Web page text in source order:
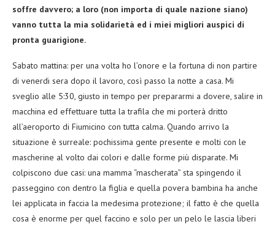
soffre davvero; a loro (non importa di quale nazione siano)
vanno tutta la mia solidarietà ed i miei migliori auspici di
pronta guarigione.
Sabato mattina: per una volta ho l’onore e la fortuna di non partire
di venerdi sera dopo il lavoro, così passo la notte a casa. Mi
sveglio alle 5:30, giusto in tempo per prepararmi a dovere, salire in
macchina ed effettuare tutta la trafila che mi porterà dritto
all’aeroporto di Fiumicino con tutta calma. Quando arrivo la
situazione è surreale: pochissima gente presente e molti con le
mascherine al volto dai colori e dalle forme più disparate. Mi
colpiscono due casi: una mamma “mascherata” sta spingendo il
passeggino con dentro la figlia e quella povera bambina ha anche
lei applicata in faccia la medesima protezione; il fatto è che quella
cosa è enorme per quel faccino e solo per un pelo le lascia liberi